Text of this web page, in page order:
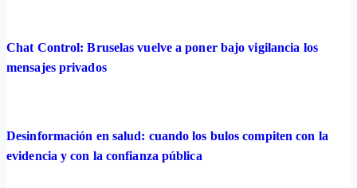
Chat Control: Bruselas vuelve a poner bajo vigilancia los
mensajes privados
Desinformación en salud: cuando los bulos compiten con la
evidencia y con la confianza pública